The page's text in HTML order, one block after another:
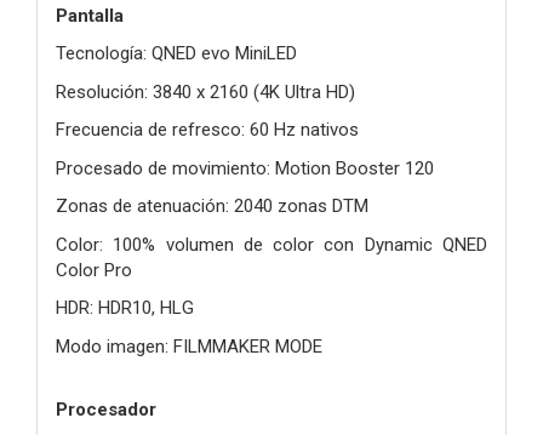
Pantalla
Tecnología: QNED evo MiniLED
Resolución: 3840 x 2160 (4K Ultra HD)
Frecuencia de refresco: 60 Hz nativos
Procesado de movimiento: Motion Booster 120
Zonas de atenuación: 2040 zonas DTM
Color: 100% volumen de color con Dynamic QNED
Color Pro
HDR: HDR10, HLG
Modo imagen: FILMMAKER MODE
Procesador